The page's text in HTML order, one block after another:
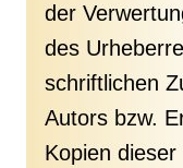
der
des
schriftlichen
Autors bzw.
Kopien